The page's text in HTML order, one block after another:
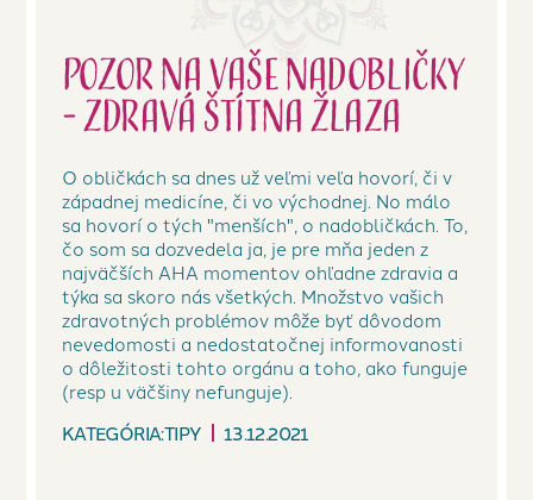
Pozor na vaše nadobličky
- zdravá štítna žlaza
O obličkách sa dnes už veľmi veľa hovorí, či v
západnej medicíne, či vo východnej. No málo
sa hovorí o tých "menších", o nadobličkách. To,
čo som sa dozvedela ja, je pre mňa jeden z
najväčších AHA momentov ohľadne zdravia a
týka sa skoro nás všetkých. Množstvo vašich
zdravotných problémov môže byť dôvodom
nevedomosti a nedostatočnej informovanosti
o dôležitosti tohto orgánu a toho, ako funguje
(resp u väčšiny nefunguje).
KATEGÓRIA:TIPY 13.12.2021